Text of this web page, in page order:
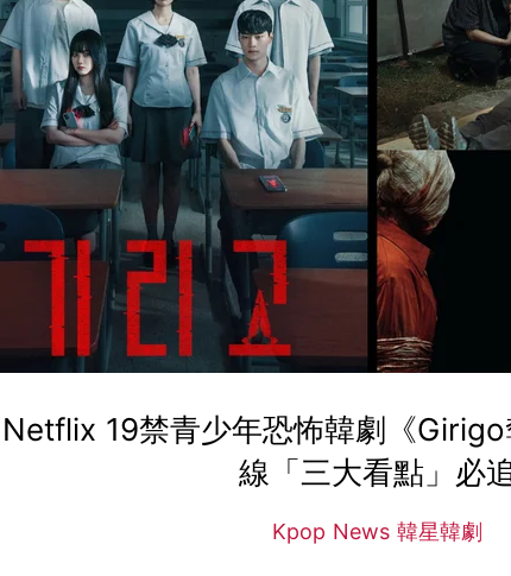
Netflix 19禁青少年恐怖韓劇《
線「三大看點」必
Kpop News 韓星韓劇